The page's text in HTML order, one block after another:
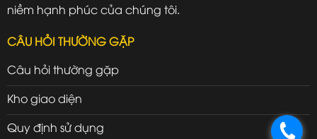
niềm hạnh phúc của chúng tôi.
CÂU HỎI THƯỜNG GẶP
Câu hỏi thường gặp
Kho giao diện
Quy định sử dụng
.